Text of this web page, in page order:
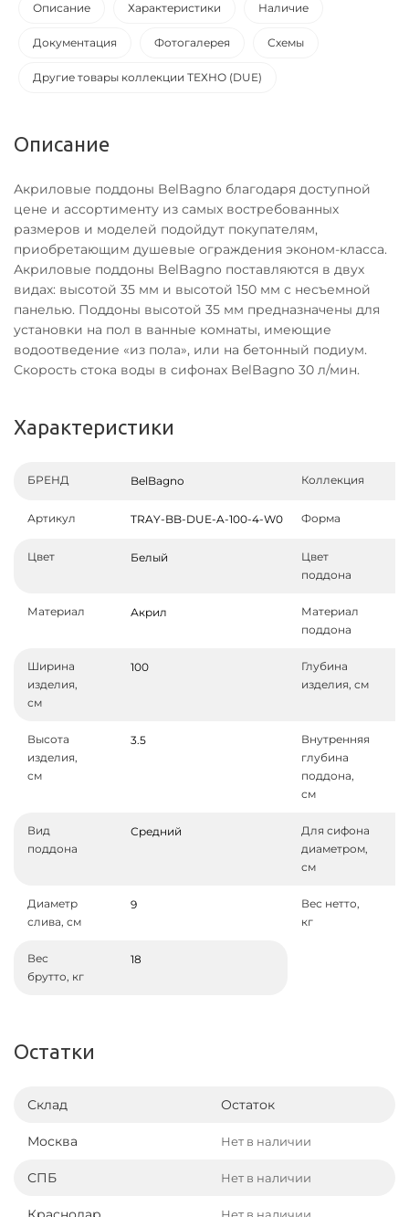
Описание Характеристики Наличие
Документация Фотогалерея Схемы
Другие товары коллекции ТЕХНО (DUE)
Описание
Акриловые поддоны BelBagno благодаря доступной
цене и ассортименту из самых востребованных
размеров и моделей подойдут покупателям,
приобретающим душевые ограждения эконом-класса.
Акриловые поддоны BelBagno поставляются в двух
видах: высотой 35 мм и высотой 150 мм с несъемной
панелью. Поддоны высотой 35 мм предназначены для
установки на пол в ванные комнаты, имеющие
водоотведение «из пола», или на бетонный подиум.
Скорость стока воды в сифонах BelBagno 30 л/мин.
Характеристики
БРЕНД BelBagno Коллекция
Артикул TRAY-BB-DUE-A-100-4-W0 Форма
Цвет Белый
Цвет
поддона
Материал Акрил
Материал
поддона
Ширина
изделия,
см
100
Глубина
изделия, см
Высота
изделия,
см
3.5
Внутренняя
глубина
поддона,
см
Вид
поддона
Средний
Для сифона
диаметром,
см
Диаметр
слива, см
9
Вес нетто,
кг
Вес
брутто, кг
18
Остатки
Склад Остаток
Москва Нет в наличии
СПБ Нет в наличии